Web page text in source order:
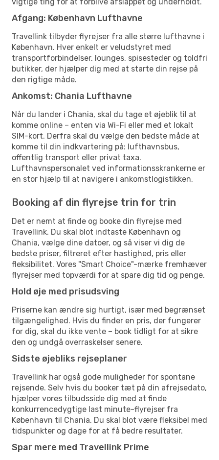
Afgang: København Lufthavne
Travellink tilbyder flyrejser fra alle større lufthavne i
København. Hver enkelt er veludstyret med
transportforbindelser, lounges, spisesteder og toldfri
butikker, der hjælper dig med at starte din rejse på
den rigtige måde.
Ankomst: Chania Lufthavne
Når du lander i Chania, skal du tage et øjeblik til at
komme online – enten via Wi-Fi eller med et lokalt
SIM-kort. Derfra skal du vælge den bedste måde at
komme til din indkvartering på: lufthavnsbus,
offentlig transport eller privat taxa.
Lufthavnspersonalet ved informationsskrankerne er
en stor hjælp til at navigere i ankomstlogistikken.
Booking af din flyrejse trin for trin
Det er nemt at finde og booke din flyrejse med
Travellink. Du skal blot indtaste København og
Chania, vælge dine datoer, og så viser vi dig de
bedste priser, filtreret efter hastighed, pris eller
fleksibilitet. Vores "Smart Choice"-mærke fremhæver
flyrejser med topværdi for at spare dig tid og penge.
Hold øje med prisudsving
Priserne kan ændre sig hurtigt, især med begrænset
tilgængelighed. Hvis du finder en pris, der fungerer
for dig, skal du ikke vente – book tidligt for at sikre
den og undgå overraskelser senere.
Sidste øjebliks rejseplaner
Travellink har også gode muligheder for spontane
rejsende. Selv hvis du booker tæt på din afrejsedato,
hjælper vores tilbudsside dig med at finde
konkurrencedygtige last minute-flyrejser fra
København til Chania. Du skal blot være fleksibel med
tidspunkter og dage for at få bedre resultater.
Spar mere med Travellink Prime